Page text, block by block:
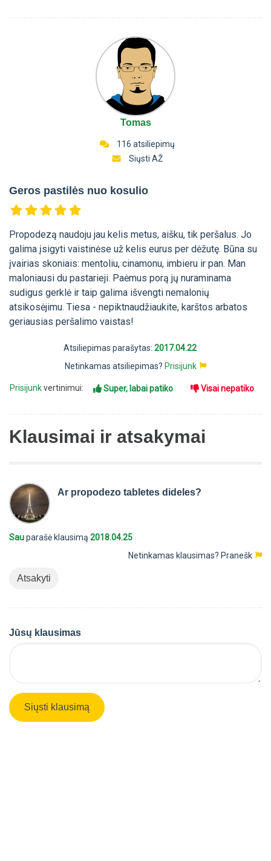
Tomas
116 atsiliepimų
Siųsti AŽ
Geros pastilės nuo kosulio
Propodezą naudoju jau kelis metus, aišku, tik peršalus. Jo
galima įsigyti vaistinėse už kelis eurus per dėžutę. Būna su
įvairias skoniais: mentoliu, cinamonu, imbieru ir pan. Man
maloniausi du pastarieji. Paėmus porą jų nuraminama
sudigus gerklė ir taip galima išvengti nemalonių
atsikosėjimu. Tiesa - nepiktnaudžiaukite, karštos arbatos
geriausias peršalimo vaistas!
Atsiliepimas parašytas: 2017.04.22
Netinkamas atsiliepimas? Prisijunk
Prisijunkvertinimui: Super, labai patiko Visai nepatiko
Klausimai ir atsakymai
Ar propodezo tabletes dideles?
Sauparašė klausimą 2018.04.25
Netinkamas klausimas? Pranešk
Atsakyti
Jūsų klausimas